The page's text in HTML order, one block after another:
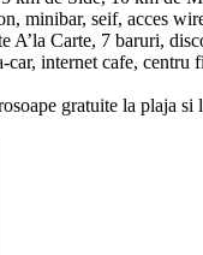
minibar, seif, acces
A’la Carte, 7 baruri,
internet cafe,
gratuite la plaja si